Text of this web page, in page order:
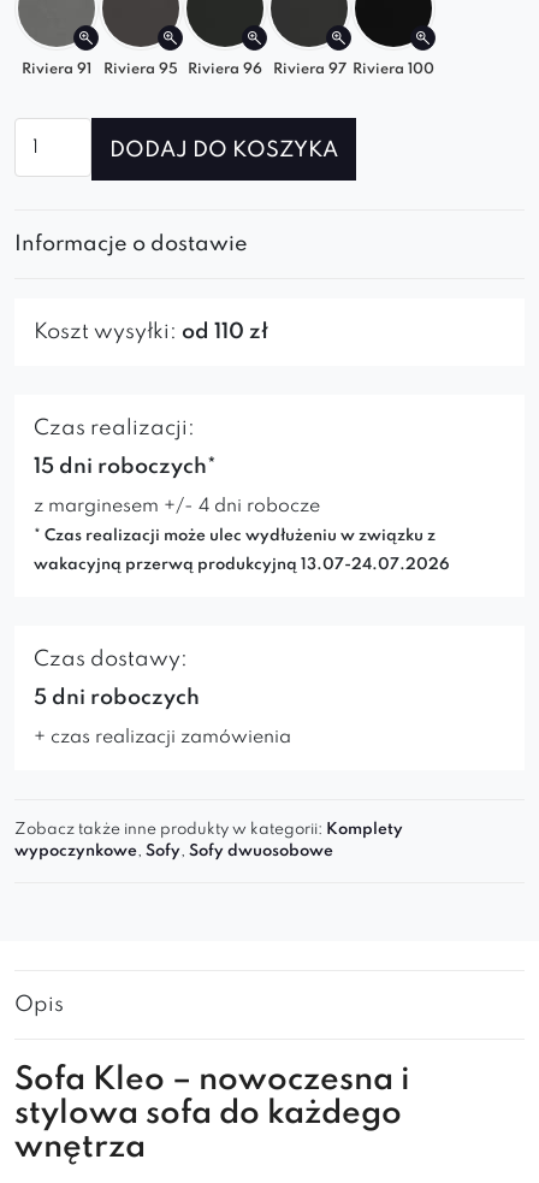
Riviera 91 Riviera 95 Riviera 96 Riviera 97 Riviera 100
Sofa
DODAJ DO KOSZYKA
Informacje o dostawie
Koszt wysyłki: od 110 zł
Czas realizacji:
15 dni roboczych*
z marginesem +/- 4 dni robocze
* Czas realizacji może ulec wydłużeniu w związku z
wakacyjną przerwą produkcyjną 13.07-24.07.2026
Czas dostawy:
5 dni roboczych
+ czas realizacji zamówienia
Zobacz także inne produkty w kategorii: Komplety
wypoczynkowe, Sofy, Sofy dwuosobowe
Opis
Sofa Kleo – nowoczesna i
stylowa sofa do każdego
wnętrza